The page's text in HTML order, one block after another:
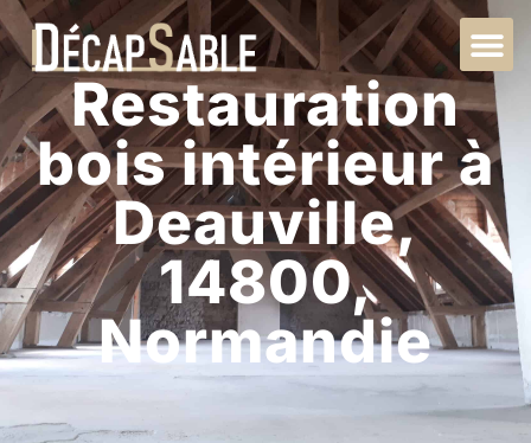
Restauration
bois intérieur à
Deauville,
14800,
Normandie